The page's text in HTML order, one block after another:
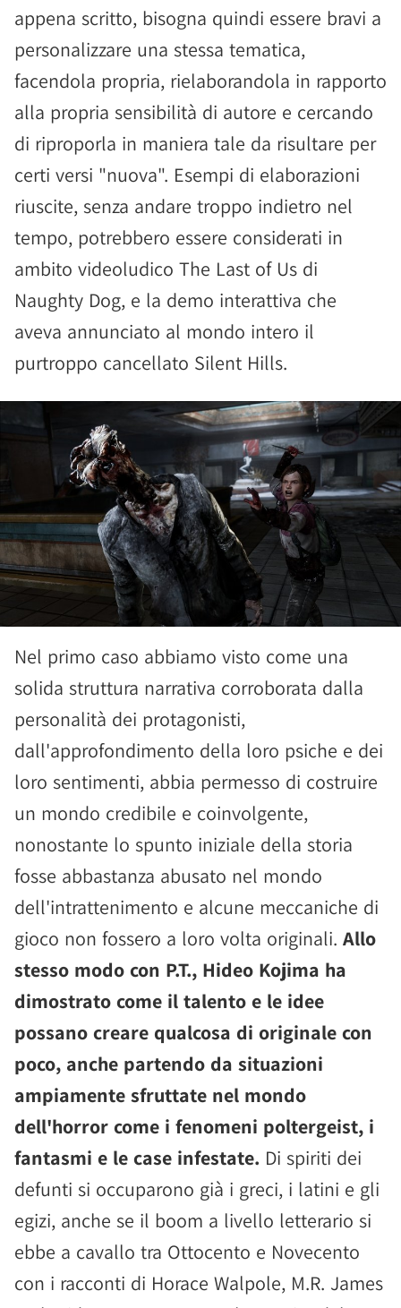
appena scritto, bisogna quindi essere bravi a
personalizzare una stessa tematica,
facendola propria, rielaborandola in rapporto
alla propria sensibilità di autore e cercando
di riproporla in maniera tale da risultare per
certi versi "nuova". Esempi di elaborazioni
riuscite, senza andare troppo indietro nel
tempo, potrebbero essere considerati in
ambito videoludico The Last of Us di
Naughty Dog, e la demo interattiva che
aveva annunciato al mondo intero il
purtroppo cancellato Silent Hills.
Nel primo caso abbiamo visto come una
solida struttura narrativa corroborata dalla
personalità dei protagonisti,
dall'approfondimento della loro psiche e dei
loro sentimenti, abbia permesso di costruire
un mondo credibile e coinvolgente,
nonostante lo spunto iniziale della storia
fosse abbastanza abusato nel mondo
dell'intrattenimento e alcune meccaniche di
gioco non fossero a loro volta originali. Allo
stesso modo con P.T., Hideo Kojima ha
dimostrato come il talento e le idee
possano creare qualcosa di originale con
poco, anche partendo da situazioni
ampiamente sfruttate nel mondo
dell'horror come i fenomeni poltergeist, i
fantasmi e le case infestate. Di spiriti dei
defunti si occuparono già i greci, i latini e gli
egizi, anche se il boom a livello letterario si
ebbe a cavallo tra Ottocento e Novecento
con i racconti di Horace Walpole, M.R. James